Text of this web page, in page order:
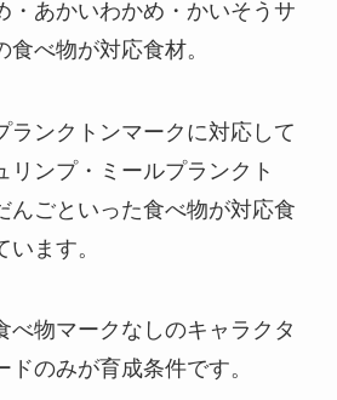
・あかいわかめ・かいそうサ
べ物が対応食材。
ランクトンマークに対応して
リンプ・ミールプランクト
んごといった食べ物が対応食
ます。
べ物マークなしのキャラクタ
のみが育成条件です。